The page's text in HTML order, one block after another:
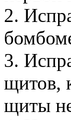
2.
3.
щитов,
щиты